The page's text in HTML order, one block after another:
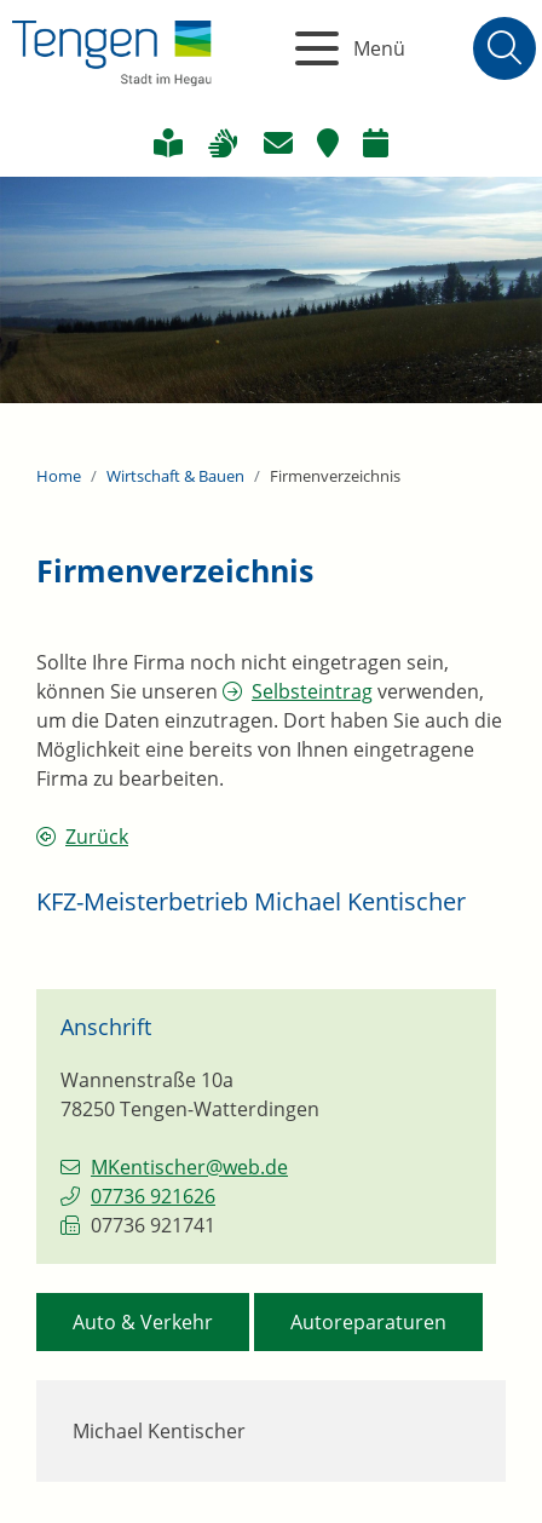
Menü
Home Wirtschaft & Bauen Firmenverzeichnis
Firmenverzeichnis
Sollte Ihre Firma noch nicht eingetragen sein,
können Sie unseren
Selbsteintragverwenden,
um die Daten einzutragen. Dort haben Sie auch die
Möglichkeit eine bereits von Ihnen eingetragene
Firma zu bearbeiten.
Zurück
KFZ-Meisterbetrieb Michael Kentischer
Anschrift
Wannenstraße 10a
78250Tengen-Watterdingen
MKentischer@web.de
07736 921626
07736 921741
Michael Kentischer
Auto & Verkehr Autoreparaturen